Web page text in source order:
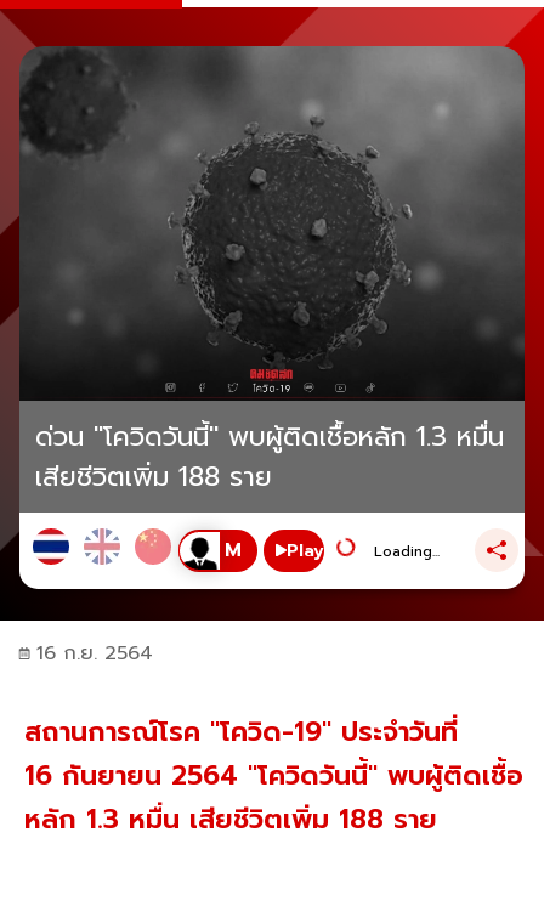
ด่วน "โควิดวันนี้" พบผู้ติดเชื้อหลัก 1.3 หมื่น
เสียชีวิตเพิ่ม 188 ราย
Play Loading...
16 ก.ย. 2564
สถานการณ์โรค "โควิด-19" ประจำวันที่
16 กันยายน 2564 "โควิดวันนี้" พบผู้ติดเชื้อ
หลัก 1.3 หมื่น เสียชีวิตเพิ่ม 188 ราย